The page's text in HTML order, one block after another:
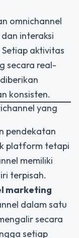
omnichannel
interaksi
aktivitas
secara real-
konsisten.
yang
pendekatan
platform tetapi
memiliki
terpisah.
marketing
dalam satu
secara
setiap